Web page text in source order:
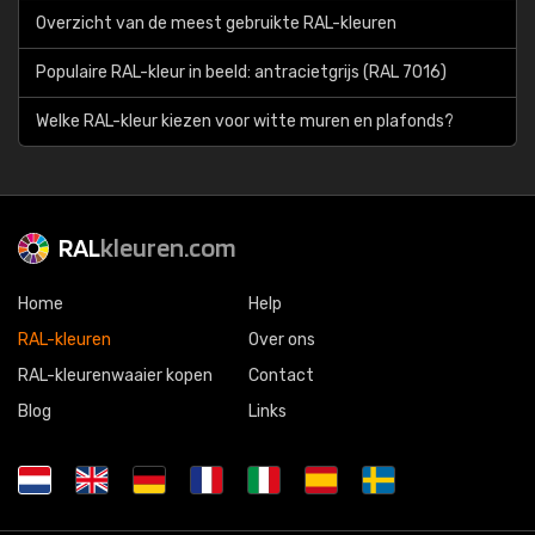
Overzicht van de meest gebruikte RAL-kleuren
Populaire RAL-kleur in beeld: antracietgrijs (RAL 7016)
Welke RAL-kleur kiezen voor witte muren en plafonds?
RALkleuren.com
Home
RAL-kleuren
RAL-kleurenwaaier kopen
Blog
Help
Over ons
Contact
Links